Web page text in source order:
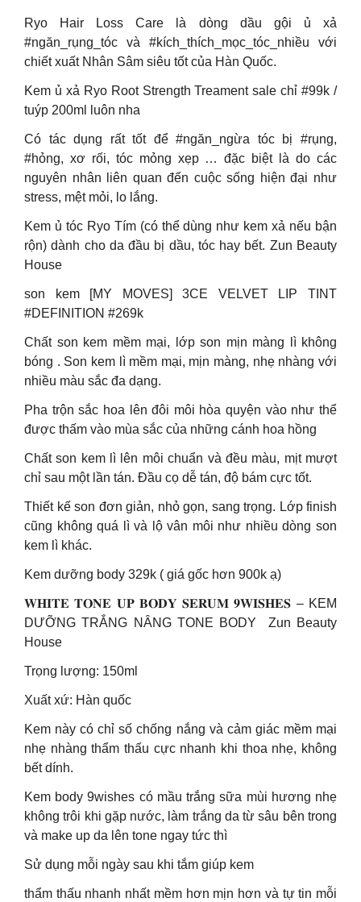
Ryo Hair Loss Care là dòng dầu gội ủ xả
#ngăn_rụng_tóc và #kích_thích_mọc_tóc_nhiều với
chiết xuất Nhân Sâm siêu tốt của Hàn Quốc.
Kem ủ xả Ryo Root Strength Treament sale chỉ #99k /
tuýp 200ml luôn nha
Có tác dụng rất tốt để #ngăn_ngừa tóc bị #rụng,
#hỏng, xơ rối, tóc mỏng xẹp … đặc biệt là do các
nguyên nhân liên quan đến cuộc sống hiện đại như
stress, mệt mỏi, lo lắng.
Kem ủ tóc Ryo Tím (có thể dùng như kem xả nếu bận
rộn) dành cho da đầu bị dầu, tóc hay bết. Zun Beauty
House
son kem [MY MOVES] 3CE VELVET LIP TINT
#DEFINITION #269k
Chất son kem mềm mại, lớp son mịn màng lì không
bóng . Son kem lì mềm mại, mịn màng, nhẹ nhàng với
nhiều màu sắc đa dạng.
Pha trộn sắc hoa lên đôi môi hòa quyện vào như thể
được thấm vào mùa sắc của những cánh hoa hồng
Chất son kem lì lên môi chuẩn và đều màu, mịt mượt
chỉ sau một lần tán. Đầu cọ dễ tán, độ bám cực tốt.
Thiết kế son đơn giản, nhỏ gọn, sang trọng. Lớp finish
cũng không quá lì và lộ vân môi như nhiều dòng son
kem lì khác.
Kem dưỡng body 329k ( giá gốc hơn 900k ạ)
𝐖𝐇𝐈𝐓𝐄 𝐓𝐎𝐍𝐄 𝐔𝐏 𝐁𝐎𝐃𝐘 𝐒𝐄𝐑𝐔𝐌 𝟗𝐖𝐈𝐒𝐇𝐄𝐒 – KEM
DƯỠNG TRẮNG NÂNG TONE BODY Zun Beauty
House
Trọng lượng: 150ml
Xuất xứ: Hàn quốc
Kem này có chỉ số chống nắng và cảm giác mềm mại
nhẹ nhàng thẩm thấu cực nhanh khi thoa nhẹ, không
bết dính.
Kem body 9wishes có mầu trắng sữa mùi hương nhẹ
không trôi khi gặp nước, làm trắng da từ sâu bên trong
và make up da lên tone ngay tức thì
Sử dụng mỗi ngày sau khi tắm giúp kem
thẩm thấu nhanh nhất mềm hơn mịn hơn và tự tin mỗi